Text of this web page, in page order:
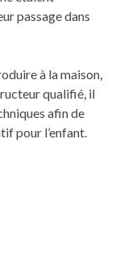
passage dans
à la maison,
qualifié, il
afin de
pour l’enfant.